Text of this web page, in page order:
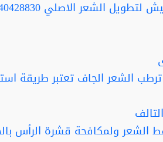
الشعر الجاف تعتبر طريقة
ولمكافحة قشرة الرأس